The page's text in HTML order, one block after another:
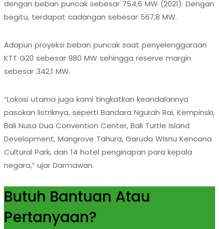
dengan beban puncak sebesar 754,6 MW (2021). Dengan
begitu, terdapat cadangan sebesar 567,8 MW.
Adapun proyeksi beban puncak saat penyelenggaraan
KTT G20 sebesar 980 MW sehingga reserve margin
sebesar 342,1 MW.
“Lokasi utama juga kami tingkatkan keandalannya
pasokan listriknya, seperti Bandara Ngurah Rai, Kempinski,
Bali Nusa Dua Convention Center, Bali Turtle Island
Development, Mangrove Tahura, Garuda Wisnu Kencana
Cultural Park, dan 14 hotel penginapan para kepala
negara,” ujar Darmawan.
Butuh Bantuan Atau
Pertanyaan?